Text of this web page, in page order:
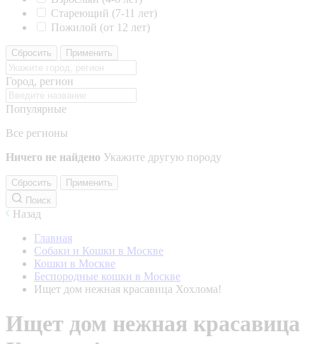
Стареющий (7-11 лет)
Пожилой (от 12 лет)
Сбросить Применить
Город, регион
Популярные
Все регионы
Ничего не найдено Укажите другую породу
Сбросить
Применить
Поиск
Назад
Главная
Собаки и Кошки в Москве
Кошки в Москве
Беспородные кошки в Москве
Ищет дом нежная красавица Хохлома!
Ищет дом нежная красавица